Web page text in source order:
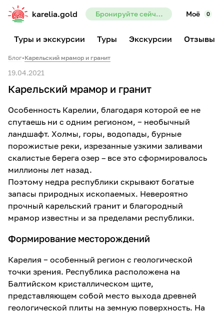
karelia.gold Бронируйте сейчас — предоплата всего 10% Моё 0
Туры и экскурсии Туры Экскурсии Отзывы
Блог•Карельский мрамор и гранит
19.04.2021
Карельский мрамор и гранит
Особенность Карелии, благодаря которой ее не
спутаешь ни с одним регионом, − необычный
ландшафт. Холмы, горы, водопады, бурные
порожистые реки, изрезанные узкими заливами
скалистые берега озер – все это сформировалось
миллионы лет назад.
Поэтому недра республики скрывают богатые
запасы природных ископаемых. Невероятно
прочный карельский гранит и благородный
мрамор известны и за пределами республики.
Формирование месторождений
Карелия − особенный регион с геологической
точки зрения. Республика расположена на
Балтийском кристаллическом щите,
представляющем собой место выхода древней
геологической плиты на земную поверхность. На